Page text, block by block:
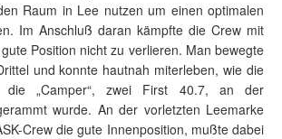
Raum in Lee nutzen um einen optimalen
Im Anschluß daran kämpfte die Crew mit
Position nicht zu verlieren. Man bewegte
und konnte hautnah miterleben, wie die
die „Camper“, zwei First 40.7, an der
wurde. An der vorletzten Leemarke
Crew die gute Innenposition, mußte dabei